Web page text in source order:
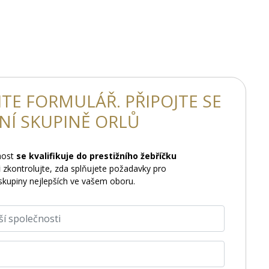
FORMULÁŘ. PŘIPOJTE SE
SKUPINĚ ORLŮ
se kvalifikuje do prestižního žebříčku
zkontrolujte, zda splňujete požadavky pro
nejlepších ve vašem oboru.